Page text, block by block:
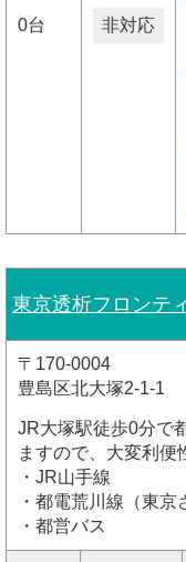
0台 非対応
東京透析フロンテ
〒170-0004
豊島区北大塚2-1-1
JR大塚駅徒歩0分で
ますので、大変利便
・JR山手線
・都電荒川線（東京
・都営バス